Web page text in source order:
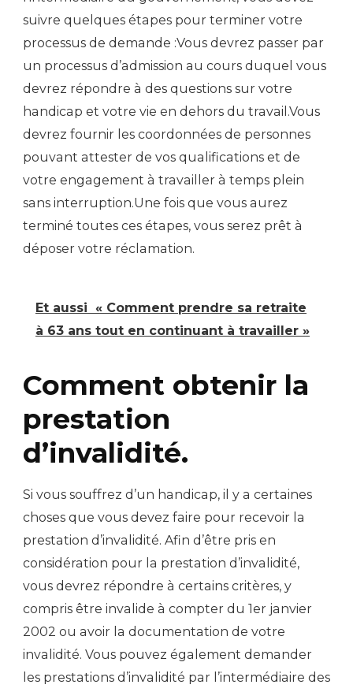
suivre quelques étapes pour terminer votre
processus de demande :Vous devrez passer par
un processus d’admission au cours duquel vous
devrez répondre à des questions sur votre
handicap et votre vie en dehors du travail.Vous
devrez fournir les coordonnées de personnes
pouvant attester de vos qualifications et de
votre engagement à travailler à temps plein
sans interruption.Une fois que vous aurez
terminé toutes ces étapes, vous serez prêt à
déposer votre réclamation.
Et aussi « Comment prendre sa retraite
à 63 ans tout en continuant à travailler »
Comment obtenir la
prestation
d’invalidité.
Si vous souffrez d’un handicap, il y a certaines
choses que vous devez faire pour recevoir la
prestation d’invalidité. Afin d’être pris en
considération pour la prestation d’invalidité,
vous devrez répondre à certains critères, y
compris être invalide à compter du 1er janvier
2002 ou avoir la documentation de votre
invalidité. Vous pouvez également demander
les prestations d’invalidité par l’intermédiaire des